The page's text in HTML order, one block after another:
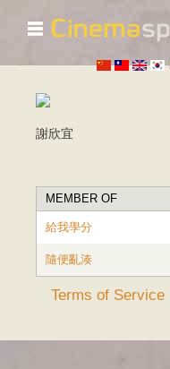
移
至
主
☰
謝欣宜
MEMBER OF
給我學分
隨便亂湊
Terms of Service